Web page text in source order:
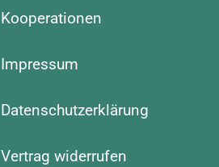
Kooperationen
Impressum
Datenschutzerklärung
Vertrag widerrufen